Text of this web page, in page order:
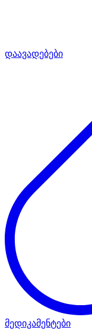
დაავადებები
მედიკამენტები